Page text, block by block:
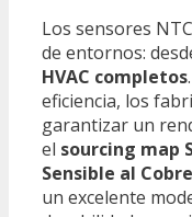
Los sensores
de entornos:
HVAC completos
eficiencia, los
garantizar un
el sourcing map
Sensible al
un excelente